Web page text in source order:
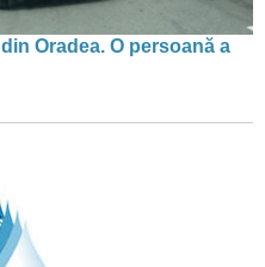
Oradea. O persoană a